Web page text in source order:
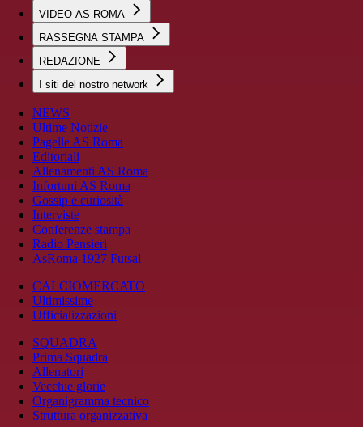
VIDEO AS ROMA
RASSEGNA STAMPA
REDAZIONE
I siti del nostro network
NEWS
Ultime Notizie
Pagelle AS Roma
Editoriali
Allenamenti AS Roma
Infortuni AS Roma
Gossip e curiosità
Interviste
Conferenze stampa
Radio Pensieri
AsRoma 1927 Futsal
CALCIOMERCATO
Ultimissime
Ufficializzazioni
SQUADRA
Prima Squadra
Allenatori
Vecchie glorie
Organigramma tecnico
Struttura organizzativa